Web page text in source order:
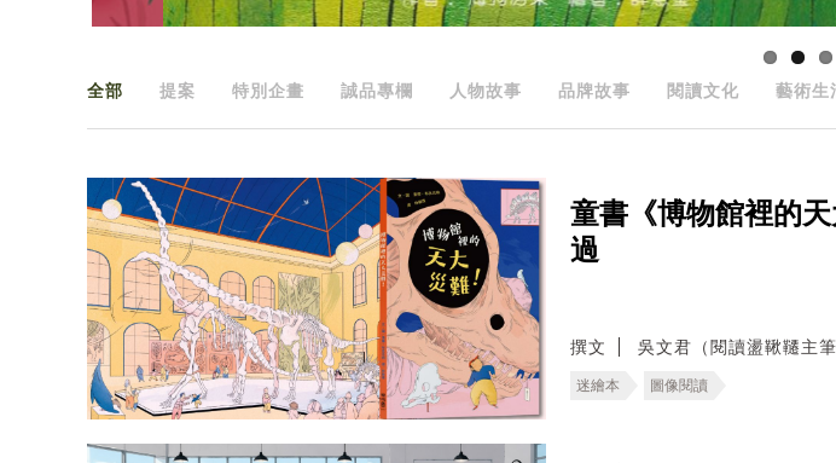
全部 提案 特別企畫 誠品專欄 人物故事 品牌故事 閱讀文化 藝術生
童書《博物館裡的
過
撰文 吳文君（閱讀盪鞦韆主筆
迷繪本 圖像閱讀